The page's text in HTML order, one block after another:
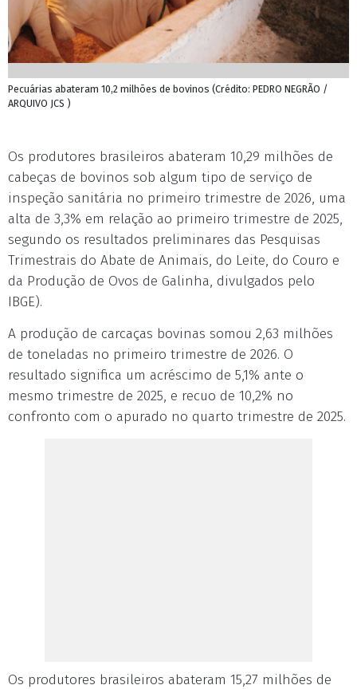
Pecuárias abateram 10,2 milhões de bovinos (Crédito: PEDRO NEGRÃO /
ARQUIVO JCS )
Os produtores brasileiros abateram 10,29 milhões de
cabeças de bovinos sob algum tipo de serviço de
inspeção sanitária no primeiro trimestre de 2026, uma
alta de 3,3% em relação ao primeiro trimestre de 2025,
segundo os resultados preliminares das Pesquisas
Trimestrais do Abate de Animais, do Leite, do Couro e
da Produção de Ovos de Galinha, divulgados pelo
IBGE).
A produção de carcaças bovinas somou 2,63 milhões
de toneladas no primeiro trimestre de 2026. O
resultado significa um acréscimo de 5,1% ante o
mesmo trimestre de 2025, e recuo de 10,2% no
confronto com o apurado no quarto trimestre de 2025.
Os produtores brasileiros abateram 15,27 milhões de